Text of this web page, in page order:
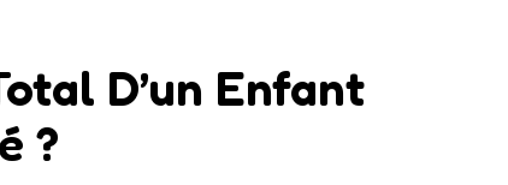
D’un Enfant
?